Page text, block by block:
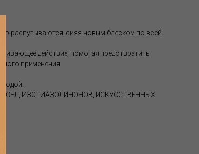
распутываются, сияя новым блеском по всей
действие, помогая предотвратить
применения.
МАСЕЛ, ИЗОТИАЗОЛИНОНОВ, ИСКУССТВЕННЫХ